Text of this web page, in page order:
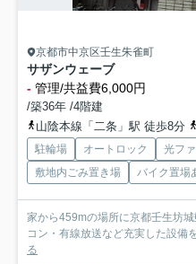
京都市中京区壬生朱雀町
サザンウェーブ
- 管理/共益費6,000円
/築36年 /4階建
山陰本線「二条」駅 徒歩8分
駐輪場 オートロック 光フ
敷地内ごみ置き場
バイク置場
家から459mの場所に京都壬生坊
コン・有線放送など充実した設備
る